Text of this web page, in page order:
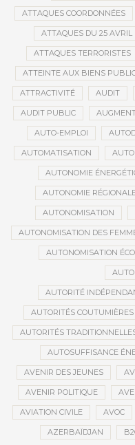
ATTAQUES COORDONNÉES
ATTAQUES DU 25 AVRIL
ATTAQUES TERRORISTES
ATTEINTE AUX BIENS
ATTRACTIVITÉ AUDIT
AUDIT PUBLIC
AUTO-EMPLOI
AUTOMATISATION
AUTONOMIE
AUTONOMIE
AUTONOMISATION
AUTONOMISATION DES
AUTONOMISATION
AUTORITÉ
AUTORITÉS COUTUMIÈRES
AUTORITÉS
AUTOSUFFISANCE
AVENIR DES JEUNES
AVENIR POLITIQUE
AVIATION CIVILE AVOC
AZERBAÏDJAN